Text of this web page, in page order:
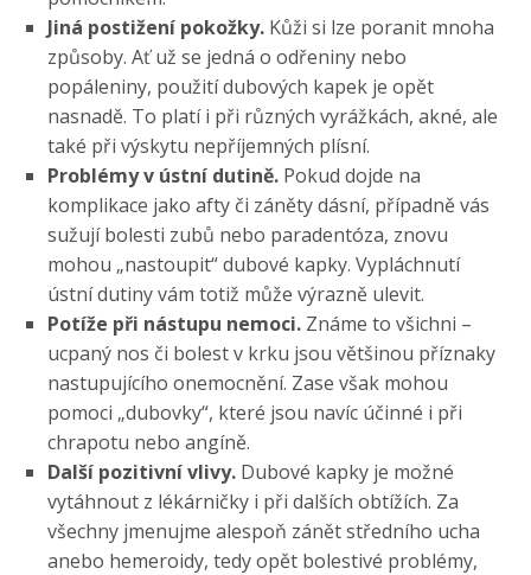
Jiná postižení pokožky. Kůži si lze poranit mnoha
způsoby. Ať už se jedná o odřeniny nebo
popáleniny, použití dubových kapek je opět
nasnadě. To platí i při různých vyrážkách, akné, ale
také při výskytu nepříjemných plísní.
Problémy v ústní dutině. Pokud dojde na
komplikace jako afty či záněty dásní, případně vás
sužují bolesti zubů nebo paradentóza, znovu
mohou „nastoupit“ dubové kapky. Vypláchnutí
ústní dutiny vám totiž může výrazně ulevit.
Potíže při nástupu nemoci. Známe to všichni –
ucpaný nos či bolest v krku jsou většinou příznaky
nastupujícího onemocnění. Zase však mohou
pomoci „dubovky“, které jsou navíc účinné i při
chrapotu nebo angíně.
Další pozitivní vlivy. Dubové kapky je možné
vytáhnout z lékárničky i při dalších obtížích. Za
všechny jmenujme alespoň zánět středního ucha
anebo hemeroidy, tedy opět bolestivé problémy,